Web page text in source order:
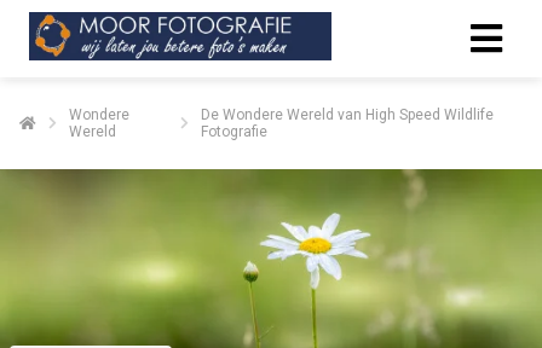
Wondere
Wereld
De Wondere Wereld van High Speed Wildlife
Fotografie